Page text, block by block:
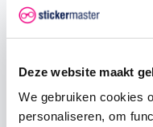
Deze website maakt
We gebruiken cookies
personaliseren, om
100
1000 €